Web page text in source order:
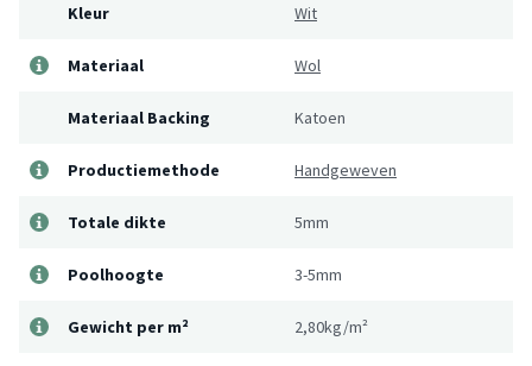
Kleur
Wit
Materiaal Wol
Materiaal Backing Katoen
Productiemethode Handgeweven
Totale dikte 5mm
Poolhoogte 3-5mm
Gewicht per m² 2,80kg/m²